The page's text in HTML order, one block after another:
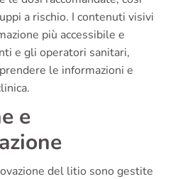
a rischio. I contenuti visivi
più accessibile e
e gli operatori sanitari,
le informazioni e
e
del litio sono gestite